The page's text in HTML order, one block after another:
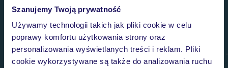
Szanujemy Twoją prywatność
Używamy technologii takich jak pliki cookie w celu
poprawy komfortu użytkowania strony oraz
personalizowania wyświetlanych treści i reklam. Pliki
cookie wykorzystywane są także do analizowania ruchu